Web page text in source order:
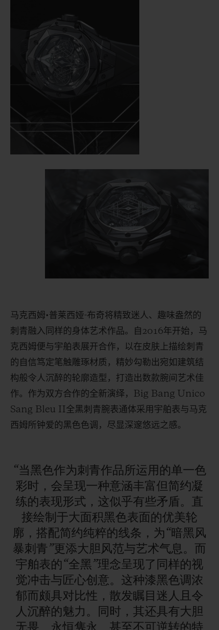
马克西姆•普莱西娅-布奇将精致迷人、趣味盎然的
刺青融入同样的身体艺术作品。自 2016年开始，马
克西姆便与宇舶表展开合作，以在皮肤上描绘刺青
的自信笃定笔触雕琢材质，精妙勾勒出宛如建筑结
构般令人沉醉的轮廓造型，打造出数款腕间艺术佳
作。作为双方合作的全新演绎， Big Bang Unico
Sang Bleu II全黑刺青腕表通体采用宇舶表与马克
西姆所钟爱的黑色色调，尽显深邃悠远之感。
“当黑色作为刺青作品所运用的单一色
彩时，会呈现一种意涵丰富但简约凝
练的表现形式，这似乎有些矛盾。直
接绘制于大面积黑色表面的优美轮
廓，搭配简约纯粹的线条，为“暗黑风
暴刺青”更添大胆风范与艺术气息。而
宇舶表的“全黑”理念呈现了同样的视
觉冲击与匠心创意。这种漆黑色调浓
郁而颇具对比性，散发瞩目迷人且令
人沉醉的魅力。同时，其还具有大胆
无畏、永恒隽永、甚至不可逆转的特